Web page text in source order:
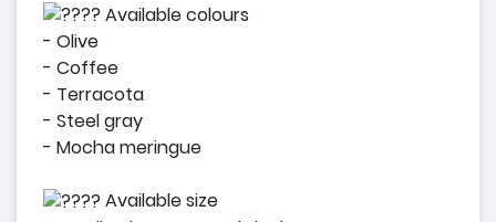
Available colours
- Olive
- Coffee
- Terracota
- Steel gray
- Mocha meringue
Available size